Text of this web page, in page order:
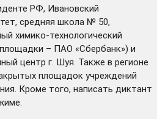
РФ, Ивановский
средняя школа № 50,
химико-технологический
– ПАО «Сбербанк») и
центр г. Шуя. Также в регионе
площадок учреждений
Кроме того, написать диктант